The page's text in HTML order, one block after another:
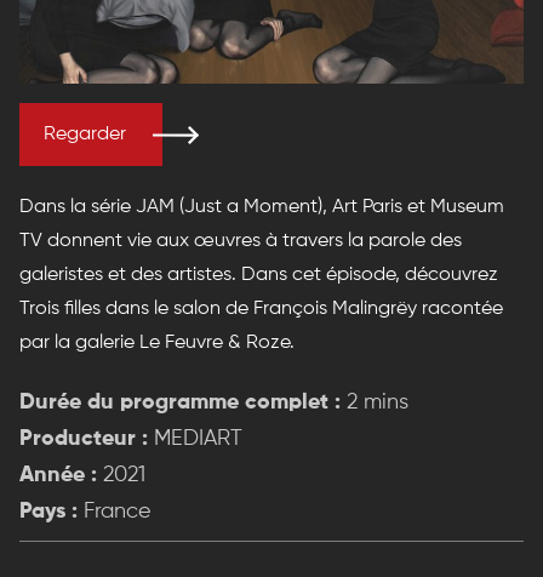
Regarder
Dans la série JAM (Just a Moment), Art Paris et Museum
TV donnent vie aux œuvres à travers la parole des
galeristes et des artistes. Dans cet épisode, découvrez
Trois filles dans le salon de François Malingrëy racontée
par la galerie Le Feuvre & Roze.
Durée du programme complet : 2 mins
Producteur : MEDIART
Année : 2021
Pays : France